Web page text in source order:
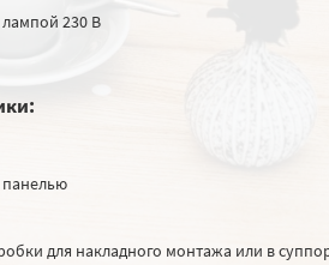
лампой 230 В
для накладного монтажа или в